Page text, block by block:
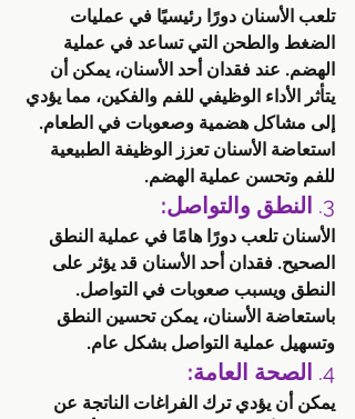
تلعب الأسنان دورًا رئيسيًا في عمليات
الضغط والطحن التي تساعد في عملية
الهضم. عند فقدان أحد الأسنان، يمكن أن
يتأثر الأداء الوظيفي للفم والفكين، مما يؤدي
إلى مشاكل هضمية وصعوبات في الطعام.
استعاضة الأسنان تعزز الوظيفة الطبيعية
للفم وتحسن عملية الهضم.
3. النطق والتواصل:
الأسنان تلعب دورًا هامًا في عملية النطق
الصحيح. فقدان أحد الأسنان قد يؤثر على
النطق ويسبب صعوبات في التواصل.
باستعاضة الأسنان، يمكن تحسين النطق
وتسهيل عملية التواصل بشكل عام.
4. الصحة العامة:
يمكن أن يؤدي ترك الفراغات الناتجة عن